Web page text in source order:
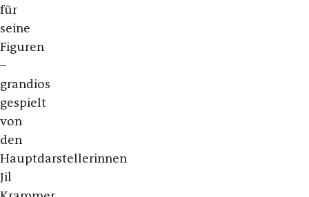
für
seine
Figuren
–
grandios
gespielt
von
den
Hauptdarstellerinnen
Jil